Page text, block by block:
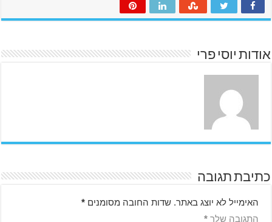
אודות יוסי פרי
כתיבת תגובה
האימייל לא יוצג באתר. שדות החובה מסומנים*
התגובה שלך*